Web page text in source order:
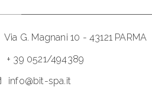
Via G. Magnani 10 - 43121 PARMA
+ 39 0521/494389
info@bit-spa.it